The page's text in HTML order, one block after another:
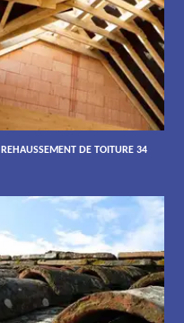
REHAUSSEMENT DE TOITURE 34